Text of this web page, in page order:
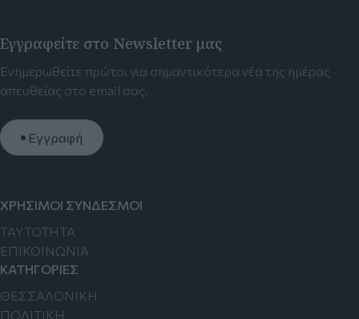
Εγγραφείτε στο Newsletter μας
Ενημερωθείτε πρώτοι για σημαντικότερα νέα της ημέρας
απευθείας στο email σας.
Εγγραφή
ΧΡΗΣΙΜΟΙ ΣΥΝΔΕΣΜΟΙ
TAYTOTHTA
ΕΠΙΚΟΙΝΩΝΙΑ
ΚΑΤΗΓΟΡΙΕΣ
ΘΕΣΣΑΛΟΝΙΚΗ
ΠΟΛΙΤΙΚΗ